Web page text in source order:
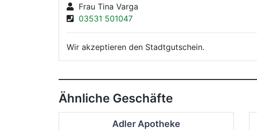
Frau Tina Varga
03531 501047
Wir akzeptieren den Stadtgutschein.
Ähnliche Geschäfte
Adler Apotheke